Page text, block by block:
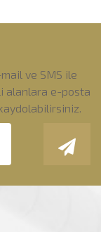
ve SMS ile
alanlara e-posta